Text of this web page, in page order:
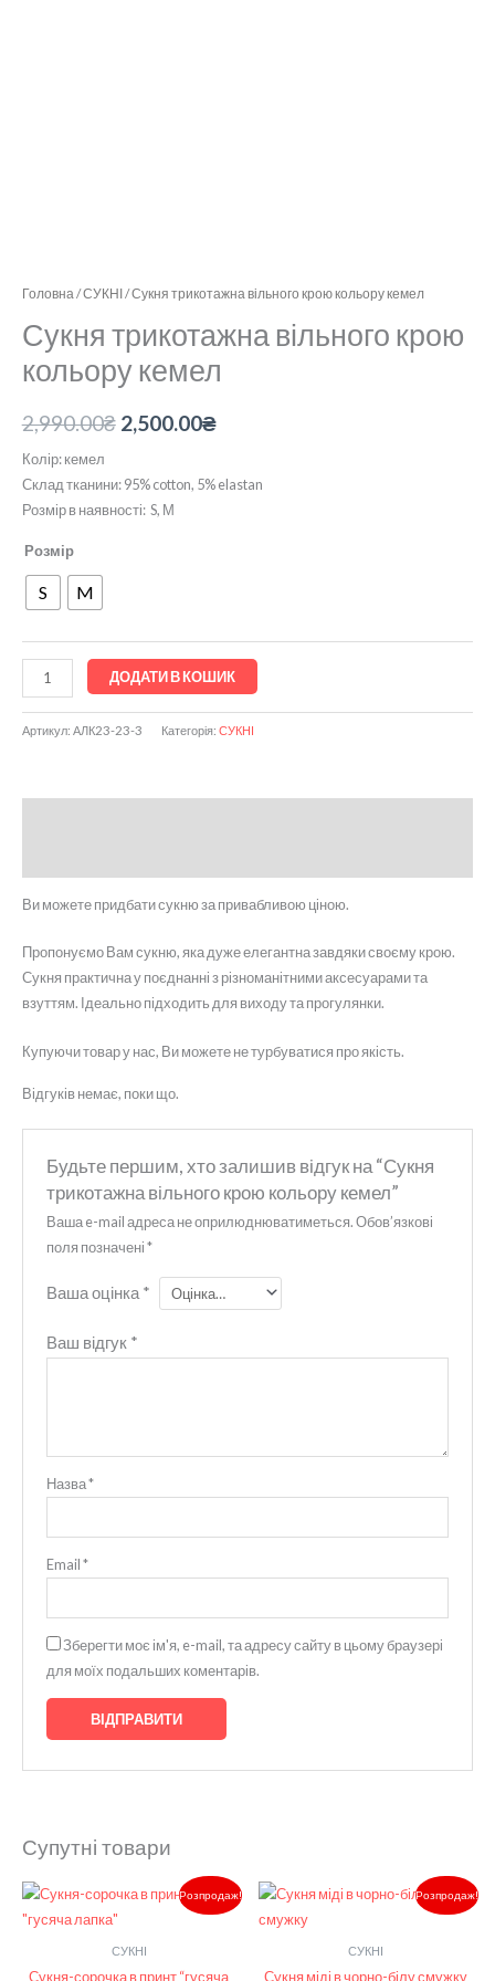
Головна /СУКНІ/ Сукня трикотажна вільного крою кольору кемел
Сукня трикотажна вільного крою
кольору кемел
2,990.00₴ 2,500.00₴
Колір: кемел
Склад тканини: 95% cotton, 5% elastan
Розмір в наявності: S, М
Розмір
S M
ДОДАТИ В КОШИК
Артикул: АЛК23-23-3 Категорія: СУКНІ
Ви можете придбати сукню за привабливою ціною.
Пропонуємо Вам сукню, яка дуже елегантна завдяки своєму крою.
Сукня практична у поєднанні з різноманітними аксесуарами та
взуттям. Ідеально підходить для виходу та прогулянки.
Купуючи товар у нас, Ви можете не турбуватися про якість.
Відгуків немає, поки що.
Будьте першим, хто залишив відгук на “Сукня
трикотажна вільного крою кольору кемел”
Ваша e-mail адреса не оприлюднюватиметься.Обов’язкові
поля позначені*
Ваша оцінка *
Ваш відгук *
Назва*
Email*
Зберегти моє ім'я, e-mail, та адресу сайту в цьому браузері
для моїх подальших коментарів.
Супутні товари
Розпродаж!
СУКНІ
Сукня-сорочка в принт “гусяча
Оригінальна
ціна:
Поточна
ціна:
3,400.00₴.
Розпродаж!
СУКНІ
Сукня міді в чорно-білу смужку
Оригінальна
ціна:
ціна: